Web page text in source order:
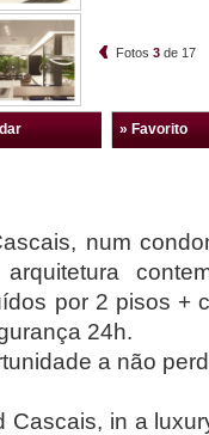
Fotos 3 de 17
» Favorito
num condomínio
24h.
a não
Cascais, in a